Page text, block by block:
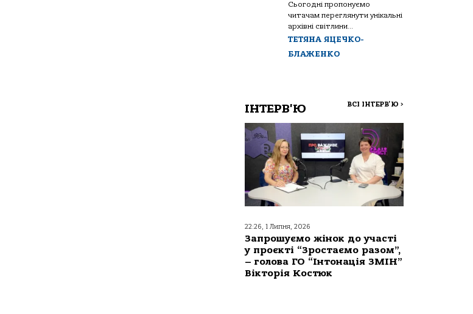
Сьогодні пропонуємо
читачам переглянути унікальні
архівні світлини...
ТЕТЯНА ЯЦЕЧКО-
БЛАЖЕНКО
ІНТЕРВ'Ю ВСІ ІНТЕРВ'Ю >
22:26, 1 Липня, 2026
Запрошуємо жінок до участі
у проєкті “Зростаємо разом”,
– голова ГО “Інтонація ЗМІН”
Вікторія Костюк